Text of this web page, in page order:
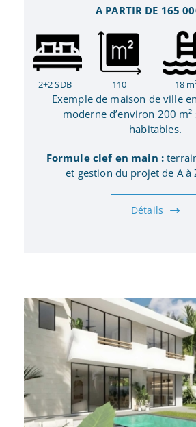
A PARTIR DE 165
2+2 SDB 110 18
Exemple de maison de ville
moderne d’environ 200 m²
habitables.
Formule clef en main :
et gestion du projet de A à
Détails